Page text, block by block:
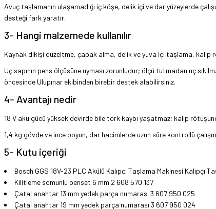
Avuç taşlamanın ulaşamadığı iç köşe, delik içi ve dar yüzeylerde
desteği fark yaratır.
3- Hangi malzemede kullanılır
Kaynak dikişi düzeltme, çapak alma, delik ve yuva içi taşlama, kalıp
Uç sapının pens ölçüsüne uyması zorunludur; ölçü tutmadan uç
öncesinde Ulupınar ekibinden birebir destek alabilirsiniz.
4- Avantajı nedir
18 V akü gücü yüksek devirde bile tork kaybı yaşatmaz; kalıp
1,4 kg gövde ve ince boyun, dar hacimlerde uzun süre kontrollü
5- Kutu içeriği
Bosch GGS 18V-23 PLC Akülü Kalıpçı Taşlama Makinesi Kalıpçı
Kilitleme somunlu penset 6 mm 2 608 570 137
Çatal anahtar 13 mm yedek parça numarası 3 607 950 025
Çatal anahtar 19 mm yedek parça numarası 3 607 950 024